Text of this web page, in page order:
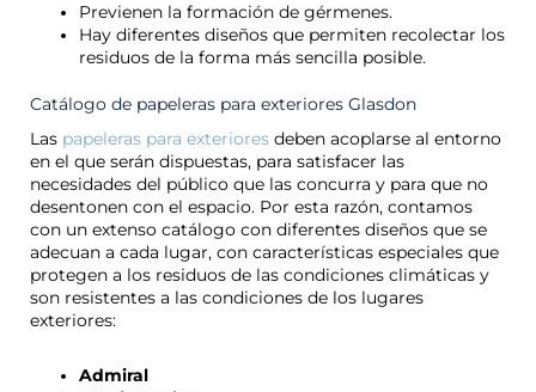
Previenen la formación de gérmenes.
Hay diferentes diseños que permiten recolectar los
residuos de la forma más sencilla posible.
Catálogo de papeleras para exteriores Glasdon
Las papeleras para exteriores deben acoplarse al entorno
en el que serán dispuestas, para satisfacer las
necesidades del público que las concurra y para que no
desentonen con el espacio. Por esta razón, contamos
con un extenso catálogo con diferentes diseños que se
adecuan a cada lugar, con características especiales que
protegen a los residuos de las condiciones climáticas y
son resistentes a las condiciones de los lugares
exteriores:
Admiral